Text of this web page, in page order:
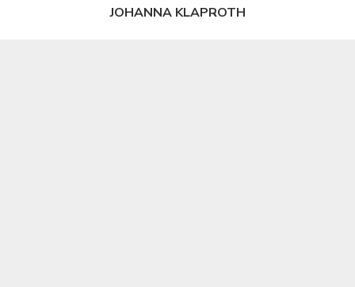
JOHANNA KLAPROTH